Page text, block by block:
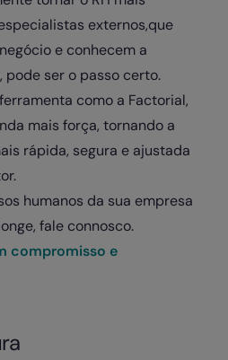
externos,que
e conhecem a
pode ser o passo certo.
como a Factorial,
mais força, tornando a
rápida, segura e ajustada
humanos da sua empresa
fale connosco.
compromisso e